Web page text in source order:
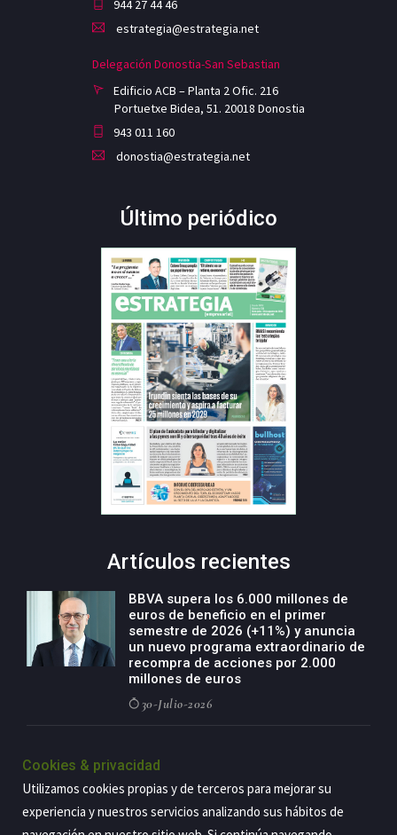
944 27 44 46
estrategia@estrategia.net
Delegación Donostia-San Sebastian
Edificio ACB – Planta 2 Ofic. 216
Portuetxe Bidea, 51. 20018 Donostia
943 011 160
donostia@estrategia.net
Último periódico
Artículos recientes
BBVA supera los 6.000 millones de
euros de beneficio en el primer
semestre de 2026 (+11%) y anuncia
un nuevo programa extraordinario de
recompra de acciones por 2.000
millones de euros
30-Julio-2026
negocio agro con un modelo global
países
29-Julio-2026
Cookies & privacidad
Utilizamos cookies propias y de terceros para mejorar su
experiencia y nuestros servicios analizando sus hábitos de